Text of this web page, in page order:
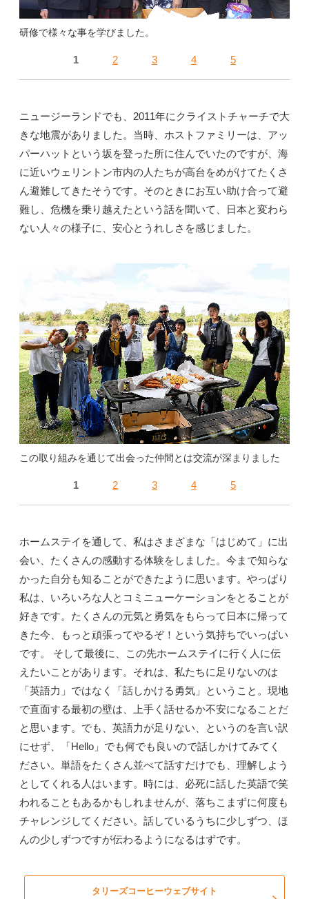
研修で様々な事を学びました。
1 2 3 4 5
ニュージーランドでも、2011年にクライストチャーチで大
きな地震がありました。当時、ホストファミリーは、アッ
パーハットという坂を登った所に住んでいたのですが、海
に近いウェリントン市内の人たちが高台をめがけてたくさ
ん避難してきたそうです。そのときにお互い助け合って避
難し、危機を乗り越えたという話を聞いて、日本と変わら
ない人々の様子に、安心とうれしさを感じました。
この取り組みを通じて出会った仲間とは交流が深まりました
1 2 3 4 5
ホームステイを通して、私はさまざまな「はじめて」に出
会い、たくさんの感動する体験をしました。今まで知らな
かった自分も知ることができたように思います。やっぱり
私は、いろいろな人とコミニューケーションをとることが
好きです。たくさんの元気と勇気をもらって日本に帰って
きた今、もっと頑張ってやるぞ！という気持ちでいっぱい
です。 そして最後に、この先ホームステイに行く人に伝
えたいことがあります。それは、私たちに足りないのは
「英語力」ではなく「話しかける勇気」ということ。現地
で直面する最初の壁は、上手く話せるか不安になることだ
と思います。でも、英語力が足りない、というのを言い訳
にせず、「Hello」でも何でも良いので話しかけてみてく
ださい。単語をたくさん並べて話すだけでも、理解しよう
としてくれる人はいます。時には、必死に話した英語で笑
われることもあるかもしれませんが、落ちこまずに何度も
チャレンジしてください。話しているうちに少しずつ、ほ
んの少しずつですが伝わるようになるはずです。
タリーズコーヒーウェブサイト